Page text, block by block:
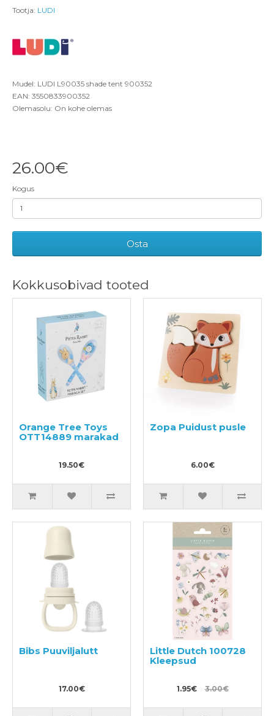
Tootja: LUDI
Mudel: LUDI L90035 shade tent 900352
EAN: 3550833900352
Olemasolu: On kohe olemas
26.00€
Kogus
Osta
Kokkusobivad tooted
Orange Tree Toys
OTT14889 marakad
19.50€
Zopa Puidust pusle
6.00€
Bibs Puuviljalutt
17.00€
Little Dutch 100728
Kleepsud
1.95€ 3.00€